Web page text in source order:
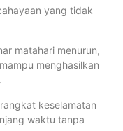
yang tidak
matahari menurun,
menghasilkan
keselamatan
waktu tanpa